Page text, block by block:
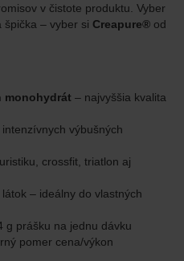
v čistote produktu. Vyber
špička – vyber si Creapure® od
monohydrát – najvyššia kvalita
výbušných
crossfit, triatlon aj
– ideálny do vlastných
g prášku na jednu dávku
pomer cena/výkon